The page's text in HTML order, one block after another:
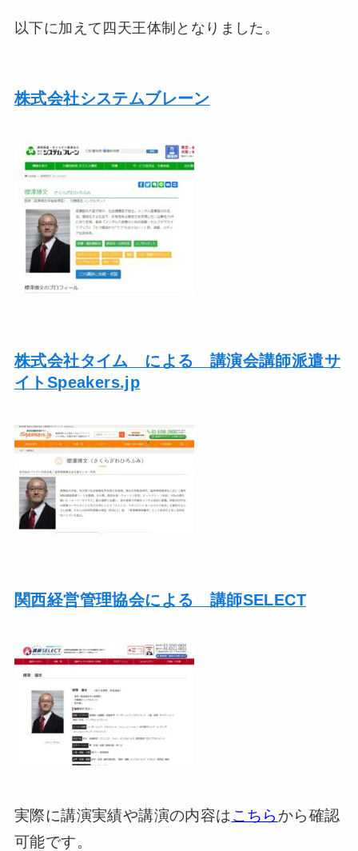
以下に加えて四天王体制となりました。
株式会社システムブレーン
株式会社タイム による 講演会講師派遣サ
イトSpeakers.jp
関西経営管理協会による 講師SELECT
実際に講演実績や講演の内容はこちら から確認
可能です。